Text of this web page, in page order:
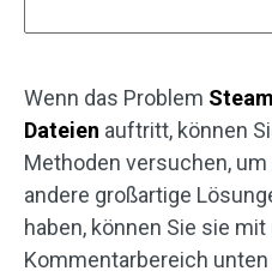
Wenn das Problem
Dateien auftritt, können
Methoden versuchen,
andere großartige
haben, können Sie sie
Kommentarbereich